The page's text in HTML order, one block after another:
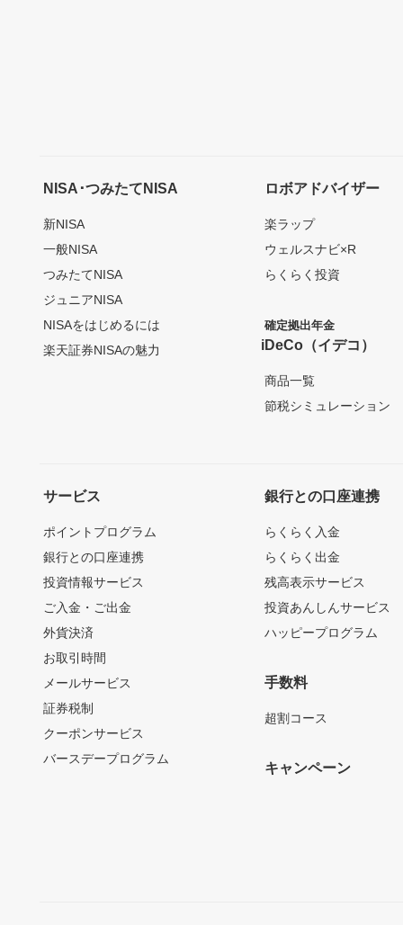
NISA･つみたてNISA
新NISA
一般NISA
つみたてNISA
ジュニアNISA
NISAをはじめるには
楽天証券NISAの魅力
ロボアドバイザー
楽ラップ
ウェルスナビ×R
らくらく投資
確定拠出年金
iDeCo（イデコ）
商品一覧
節税シミュレーション
サービス
ポイントプログラム
銀行との口座連携
投資情報サービス
ご入金・ご出金
外貨決済
お取引時間
メールサービス
証券税制
クーポンサービス
バースデープログラム
銀行との口座連携
らくらく入金
らくらく出金
残高表示サービス
投資あんしんサービス
ハッピープログラム
手数料
超割コース
キャンペーン